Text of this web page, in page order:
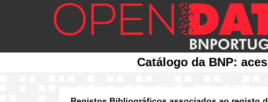
Catálogo da BNP: